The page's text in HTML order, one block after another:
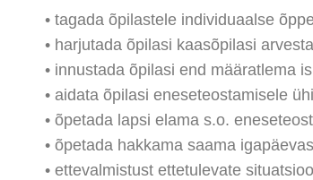
• tagada õpilastele individuaalse
• harjutada õpilasi kaasõpilasi
• innustada õpilasi end määratlema
• aidata õpilasi eneseteostamisele
• õpetada lapsi elama s.o.
• õpetada hakkama saama
• ettevalmistust ettetulevate